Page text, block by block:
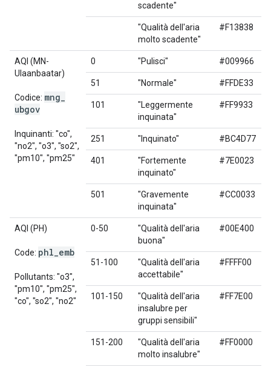
scadente"
"Qualità dell'aria
molto scadente"
#F13838
AQI (MN-
Ulaanbaatar)
Codice: mng
ubgov
Inquinanti: "co",
"no2", "o3", "so2",
"pm10", "pm25"
0 "Pulisci" #009966
51 "Normale" #FFDE33
101
"Leggermente
inquinata"
#FF9933
251 "Inquinato" #BC4D77
401
"Fortemente
inquinato"
#7E0023
501
"Gravemente
inquinata"
#CC0033
AQI (PH)
Code: phl emb
Pollutants: "o3",
"pm10", "pm25",
"co", "so2", "no2"
0-50
"Qualità dell'aria
buona"
#00E400
51-100
"Qualità dell'aria
accettabile"
#FFFF00
101-150
"Qualità dell'aria
insalubre per
gruppi sensibili"
#FF7E00
151-200
"Qualità dell'aria
molto insalubre"
#FF0000